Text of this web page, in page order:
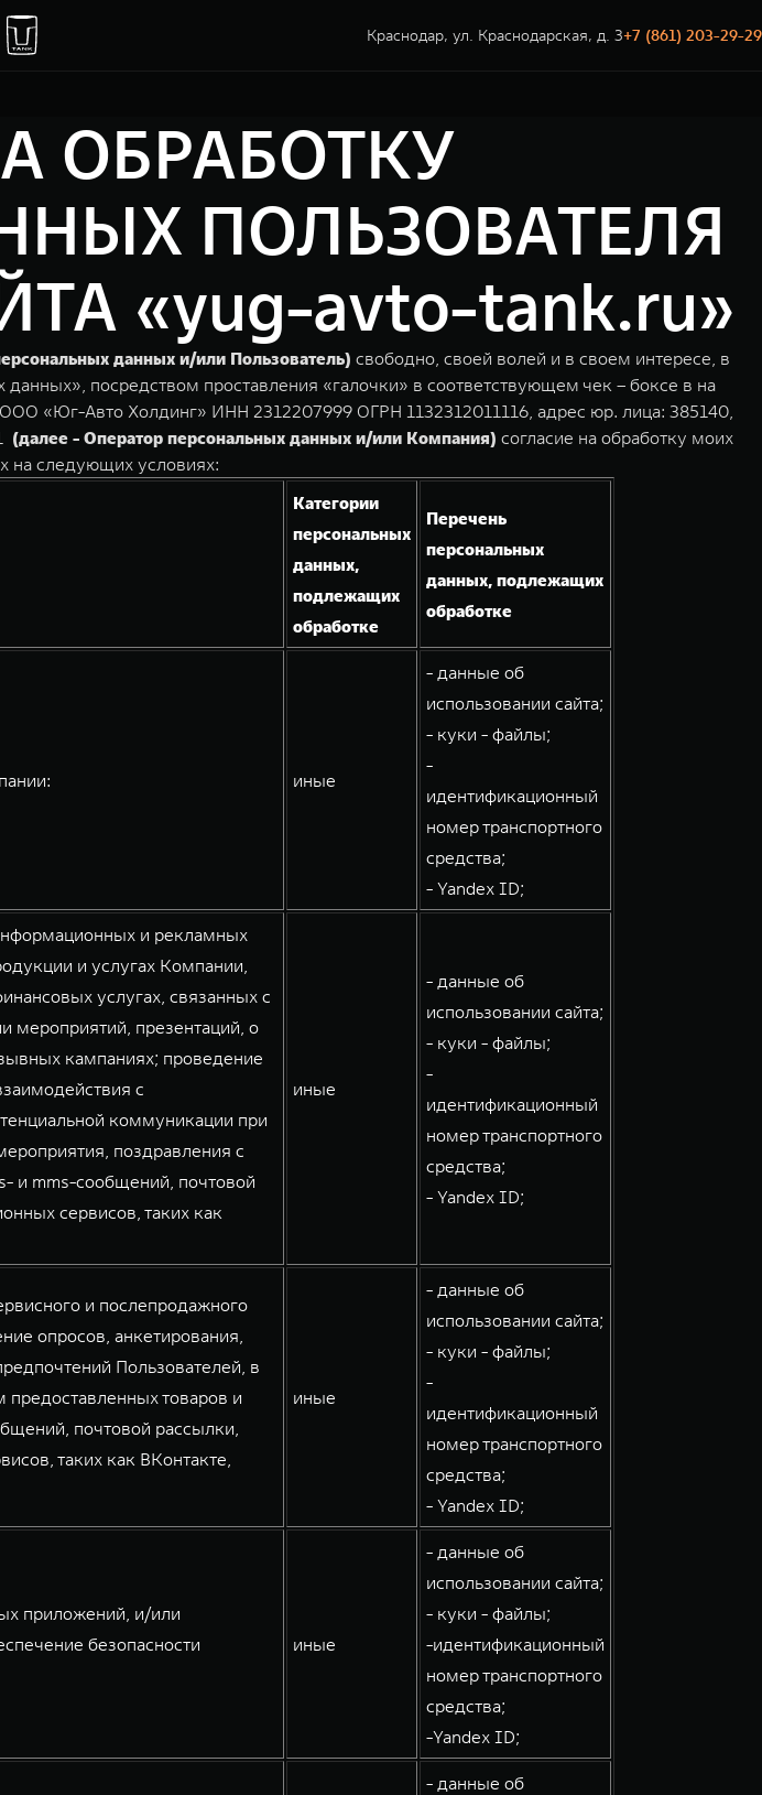
Краснодар, ул. Краснодарская, д. 3+7 (861) 203-29-29
ОБРАБОТКУ
ПОЛЬЗОВАТЕЛЯ
«yug-avto-tank.ru»
данных и/или Пользователь) свободно, своей волей и в своем интересе, в
посредством проставления «галочки» в соответствующем чек – боксе в на
«Юг-Авто Холдинг» ИНН 2312207999 ОГРН 1132312011116, адрес юр. лица: 385140,
(далее - Оператор персональных данных и/или Компания) согласие на обработку моих
на следующих условиях:
Категории
персональных
данных,
подлежащих
обработке
Перечень
персональных
данных, подлежащих
обработке
иные
- данные об
использовании сайта;
- куки - файлы;
-
идентификационный
номер транспортного
средства;
- Yandex ID;
и рекламных
и услугах Компании,
услугах, связанных с
мероприятий, презентаций, о
кампаниях; проведение
с
коммуникации при
поздравления с
и mms-сообщений, почтовой
сервисов, таких как
иные
- данные об
использовании сайта;
- куки - файлы;
-
идентификационный
номер транспортного
средства;
- Yandex ID;
и послепродажного
опросов, анкетирования,
Пользователей, в
предоставленных товаров и
почтовой рассылки,
таких как ВКонтакте,
иные
- данные об
использовании сайта;
- куки - файлы;
-
идентификационный
номер транспортного
средства;
- Yandex ID;
приложений, и/или
безопасности
иные
- данные об
использовании сайта;
- куки - файлы;
-идентификационный
номер транспортного
средства;
-Yandex ID;
- данные об